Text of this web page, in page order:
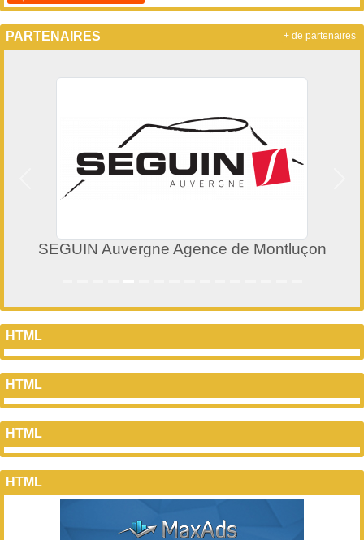
PARTENAIRES
SEGUIN Auvergne Agence de Montluçon
Précedent
+ de partenaires
HTML
HTML
HTML
HTML